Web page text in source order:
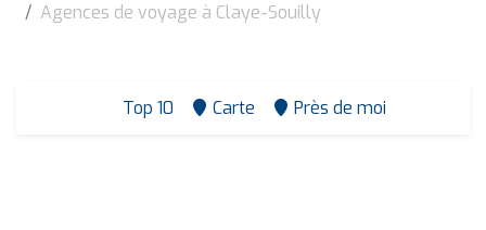
Agences de voyage à Claye-Souilly
Top 10 Carte Près de moi